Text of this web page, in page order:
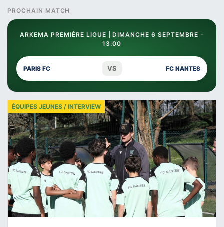
PROCHAIN MATCH
ARKEMA PREMIÈRE LIGUE | DIMANCHE 6 SEPTEMBRE -
13:00
PARIS FC VS FC NANTES
ÉQUIPES JEUNES / INTERVIEW